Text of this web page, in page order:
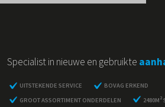
Specialist in nieuwe en gebruikte
UITSTEKENDE SERVICE
BOVAG ERKEND
GROOT ASSORTIMENT ONDERDELEN
2480M 2